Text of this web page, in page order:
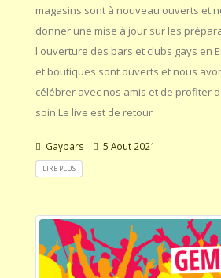
magasins sont à nouveau ouverts et
donner une mise à jour sur les
l'ouverture des bars et clubs gays en
et boutiques sont ouverts et nous
célébrer avec nos amis et de profiter
soin.Le live est de retour
Gaybars 5 Aout 2021
LIRE PLUS